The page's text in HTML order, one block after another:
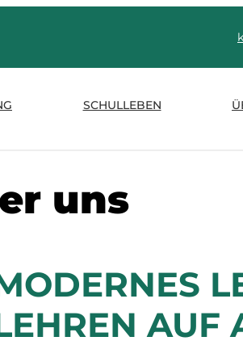
SCHULLEBEN
uns
AUF